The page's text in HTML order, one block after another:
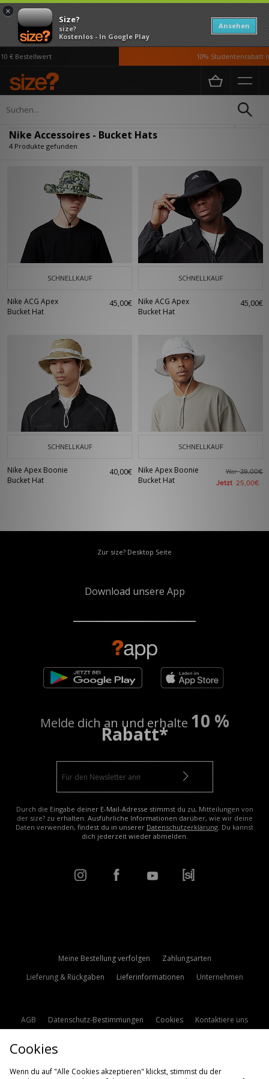
×
Size?
size?
Kostenlos - In Google Play
Ansehen
€ Bestellwert 10% Studentenrabatt
Home Herren
Nike Accessoires - Bucket Hats
4 Produkte gefunden
SCHNELLKAUF
Nike ACG Apex
Bucket Hat
45,00€
SCHNELLKAUF
Nike ACG Apex
Bucket Hat
45,00€
SCHNELLKAUF
Nike Apex Boonie
Bucket Hat
40,00€
SCHNELLKAUF
Nike Apex Boonie
Bucket Hat
War39,00€
Jetzt 25,00€
Zur size? Desktop Seite
Download unsere App
Melde dich an und erhalte 10 %
Rabatt*
Durch die Eingabe deiner E-Mail-Adresse stimmst du zu, Mitteilungen von
der size? zu erhalten. Ausführliche Informationen darüber, wie wir deine
Daten verwenden, findest du in unserer Datenschutzerklärung. Du kannst
dich jederzeit wieder abmelden.
Meine Bestellung verfolgen
Zahlungsarten
Lieferung & Rückgaben
Lieferinformationen Unternehmen
AGB Datenschutz-Bestimmungen Cookies
Kontaktiere uns
Cookies
Wenn du auf "Alle Cookies akzeptieren" klickst, stimmst du der